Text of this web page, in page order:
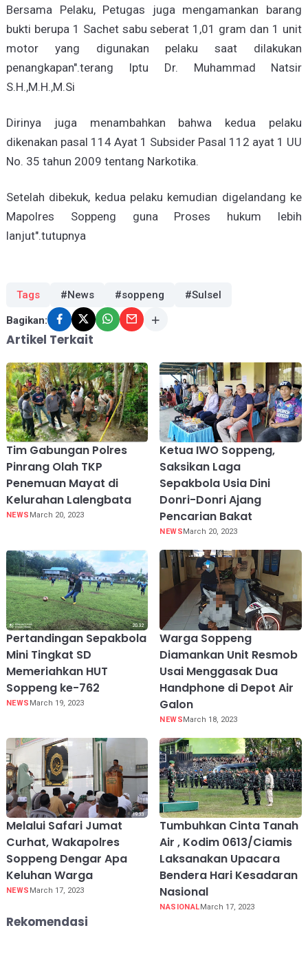
Bersama Pelaku, Petugas juga mengamankan barang
bukti berupa 1 Sachet sabu seberat 1,01 gram dan 1 unit
motor yang digunakan pelaku saat dilakukan
penangkapan".terang Iptu Dr. Muhammad Natsir
S.H.,M.H.,M.Si
Dirinya juga menambahkan bahwa kedua pelaku
dikenakan pasal 114 Ayat 1 Subsider Pasal 112 ayat 1 UU
No. 35 tahun 2009 tentang Narkotika.
Setelah dibekuk, kedua pelaku kemudian digelandang ke
Mapolres Soppeng guna Proses hukum lebih
lanjut".tutupnya
Tags #News #soppeng #Sulsel
Bagikan:
Artikel Terkait
Tim Gabungan Polres
Pinrang Olah TKP
Penemuan Mayat di
Kelurahan Lalengbata
NEWS March 20, 2023
Ketua IWO Soppeng,
Saksikan Laga
Sepakbola Usia Dini
Donri-Donri Ajang
Pencarian Bakat
NEWS March 20, 2023
Pertandingan Sepakbola
Mini Tingkat SD
Memeriahkan HUT
Soppeng ke-762
NEWS March 19, 2023
Warga Soppeng
Diamankan Unit Resmob
Usai Menggasak Dua
Handphone di Depot Air
Galon
NEWSMarch 18, 2023
Melalui Safari Jumat
Curhat, Wakapolres
Soppeng Dengar Apa
Keluhan Warga
NEWS March 17, 2023
Tumbuhkan Cinta Tanah
Air , Kodim 0613/Ciamis
Laksanakan Upacara
Bendera Hari Kesadaran
Nasional
NASIONALMarch 17, 2023
Rekomendasi